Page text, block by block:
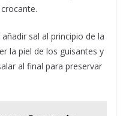
sal al principio de la
la piel de los guisantes y
al final para preservar